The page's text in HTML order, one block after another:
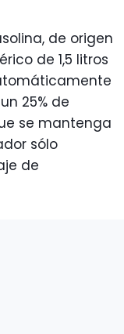
de origen
de 1,5 litros
25% de
se mantenga
sólo
de